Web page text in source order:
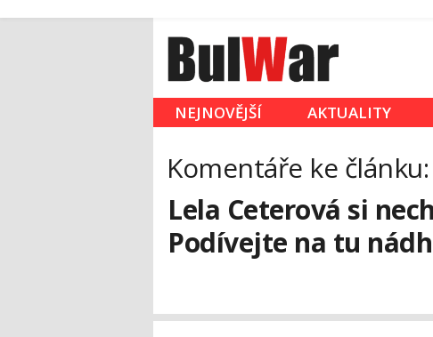
NEJNOVĚJŠÍ AKTUALITY
Komentáře ke článku:
Lela Ceterová si
Podívejte na tu